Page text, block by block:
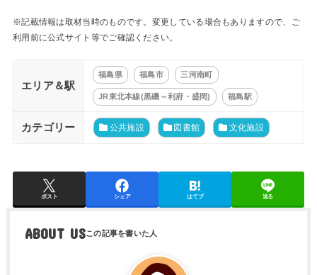
※記載情報は取材当時のものです。変更している場合もありますので、ご
利用前に公式サイト等でご確認ください。
エリア＆駅
福島県 福島市 三河南町
JR東北本線(黒磯～利府・盛岡) 福島駅
カテゴリー 公共施設 図書館 文化施設
ポスト シェア はてブ 送る
ABOUT US